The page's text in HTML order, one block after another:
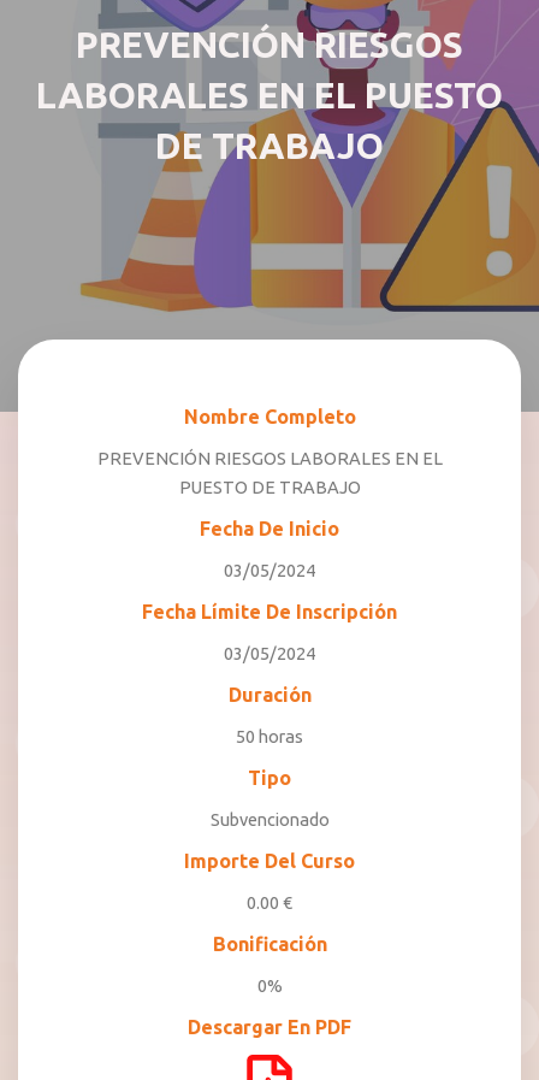
PREVENCIÓN RIESGOS
LABORALES EN EL PUESTO
DE TRABAJO
Nombre Completo
PREVENCIÓN RIESGOS LABORALES EN EL
PUESTO DE TRABAJO
Fecha De Inicio
03/05/2024
Fecha Límite De Inscripción
03/05/2024
Duración
50 horas
Tipo
Subvencionado
Importe Del Curso
0.00 €
Bonificación
0%
Descargar En PDF